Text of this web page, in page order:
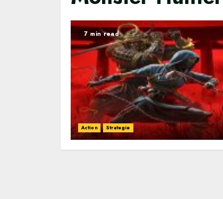
7 min read
Action Strategie